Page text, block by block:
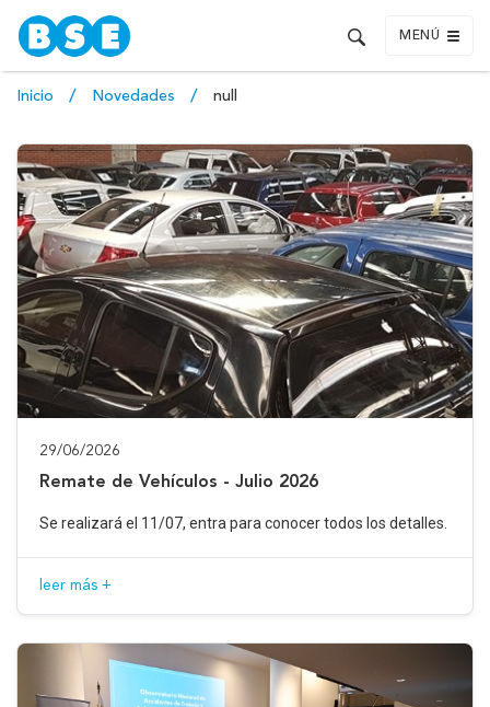
MENÚ
Inicio Novedades null
29/06/2026
Remate de Vehículos - Julio 2026
Se realizará el 11/07, entra para conocer todos los detalles.
leer más +